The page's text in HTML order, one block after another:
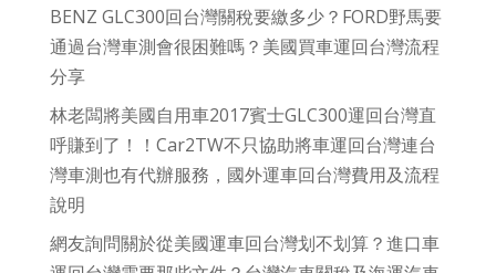
BENZ GLC300回台灣關稅要繳多少？FORD野馬要
通過台灣車測會很困難嗎？美國買車運回台灣流程
分享
林老闆將美國自用車2017賓士GLC300運回台灣直
呼賺到了！！Car2TW不只協助將車運回台灣連台
灣車測也有代辦服務，國外運車回台灣費用及流程
說明
網友詢問關於從美國運車回台灣划不划算？進口車